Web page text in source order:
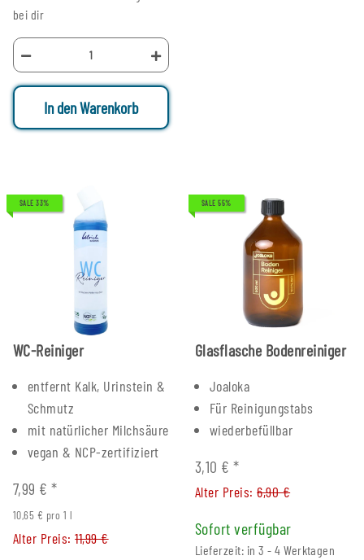
bei dir
In den Warenkorb
SALE 33%
WC-Reiniger
entfernt Kalk, Urinstein &
Schmutz
mit natürlicher Milchsäure
vegan & NCP-zertifiziert
7,99 €*
10,65 € pro 1 l
Alter Preis:11,99 €
SALE 55%
Glasflasche Bodenreiniger
Joaloka
Für Reinigungstabs
wiederbefüllbar
3,10 €*
Alter Preis:6,90 €
Sofort verfügbar
Lieferzeit: in 3 - 4 Werktagen